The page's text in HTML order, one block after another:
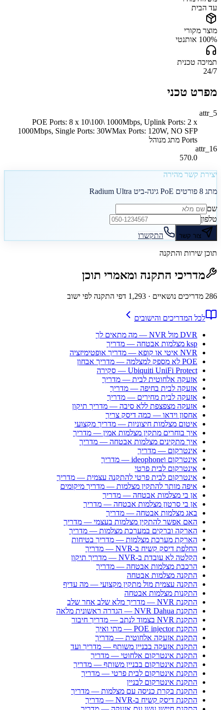
עד הבית
מוצר מקורי
100% אותנטי
תמיכה טכנית
24/7
מפרט טכני
attr_5
POE Ports: 8 x 10\100\ 1000Mbps, Uplink Ports: 2 x
1000Mbps, Single Ports: 30WMax Ports: 120W, NO SFP
Ports מתג מנוהל
attr_16
570.0
יצירת קשר מהירה
מתג 8 פורטים PoE גיגה-ביט Radium Ultra
שם
טלפון
צור קשר התקשרו
תוכן שירות והתקנה
מדריכי התקנה ומאמרי תוכן
286 מדריכים נושאיים · 1,293 דפי התקנה לפי ישוב
לכל המדריכים והישובים
DVR מול NVR — מה מתאים לך
ksp מצלמות אבטחה — מדריך
NVR איטי או קופא — מדריך אופטימיזציה
POE לא מספק למצלמה — מדריך אבחון
Ubiquiti UniFi Protect — סקירה
אזעקה אלחוטית לבית — מדריך
אזעקה לבית בחיפה — מדריך
אזעקה לבית מחירים — מדריך
אזעקה מצפצפת ללא סיבה — מדריך תיקון
אחסון וידאו — כמה דיסק צריך
איטום מצלמות חיצוניות — מדריך מקצועי
איך בוחרים מתקין מצלמות אמין — מדריך
איך מתקינים מצלמות אבטחה — מדריך
אינטרקום — מדריך
אינטרקום וideophone — מדריך
אינטרקום לבית פרטי
אינטרקום לבית פרטי להתקנה עצמית — מדריך
איפה מותר להתקין מצלמות — מדריך מיקומים
אן בי מצלמות אבטחה — מדריך
אן בי סרטון מצלמות אבטחה — מדריך
באג מצלמות אבטחה — מדריך
האם אפשר להתקין מצלמות בעצמי — מדריך
הארקה וברקים במערכת מצלמות — מדריך
הארקת מערכת מצלמות — מדריך בטיחות
החלפת דיסק קשיח ב-NVR — מדריך
הקלטה לא עובדת ב-NVR — מדריך תיקון
הרכבת מצלמות אבטחה — מדריך
התקנה מצלמות אבטחה
התקנה עצמית מול מתקין מקצועי — מה עדיף
התקנות מצלמות אבטחה
התקנת NVR — מדריך מלא שלב אחר שלב
התקנת NVR Dahua — הגדרה ראשונית מלאה
התקנת NVR בצמוד לנתב — מדריך חיבור
התקנת POE injector — מתי ואיך
התקנת אזעקה אלחוטית — מדריך
התקנת אזעקה בבניין משותף — מדריך ועד
התקנת אינטרקום אלחוטי — מדריך
התקנת אינטרקום בבניין משותף — מדריך
התקנת אינטרקום לבית פרטי — מדריך
התקנת אינטרקום לבניין
התקנת בקרת כניסה עם מצלמות — מדריך
התקנת דיסק קשיח ב-NVR — מדריך